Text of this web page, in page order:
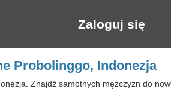
Zaloguj się
Probolinggo, Indonezja
Znajdź samotnych mężczyzn do